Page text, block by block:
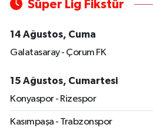
Süper Lig Fikstür
14 Ağustos, Cuma
Galatasaray - Çorum FK
15 Ağustos, Cumartesi
Konyaspor - Rizespor
Kasımpaşa - Trabzonspor